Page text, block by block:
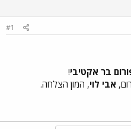
#1
בר אקטיבי!
אבי לוי, המון הצלחה.